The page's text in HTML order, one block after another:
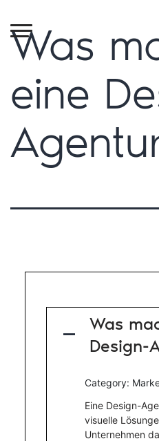
Was
eine
A
Was
Design-
Category:
Eine Design-
visuelle
Unternehmen